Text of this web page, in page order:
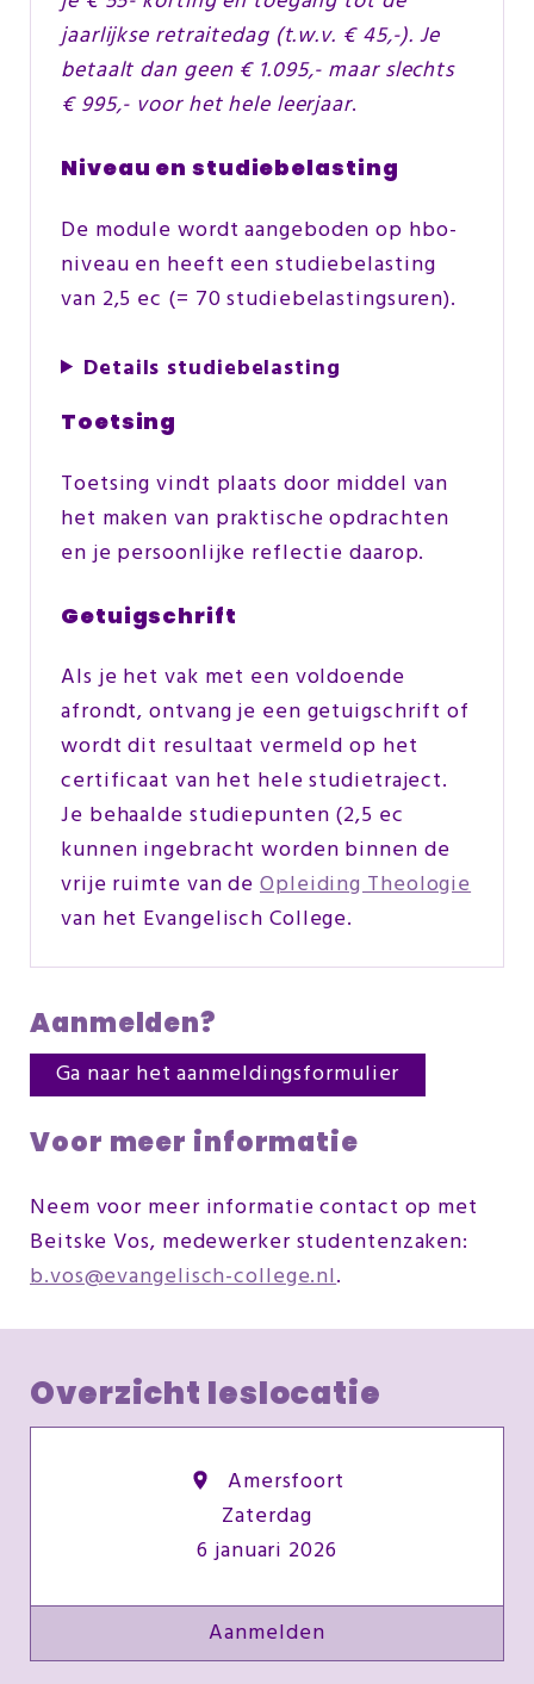
jaarlijkse retraitedag (t.w.v. € 45,-). Je
betaalt dan geen € 1.095,- maar slechts
€ 995,- voor het hele leerjaar.
Niveau en studiebelasting
De module wordt aangeboden op hbo-
niveau en heeft een studiebelasting
van 2,5 ec (= 70 studiebelastingsuren).
Details studiebelasting
Toetsing
Toetsing vindt plaats door middel van
het maken van praktische opdrachten
en je persoonlijke reflectie daarop.
Getuigschrift
Als je het vak met een voldoende
afrondt, ontvang je een getuigschrift of
wordt dit resultaat vermeld op het
certificaat van het hele studietraject.
Je behaalde studiepunten (2,5 ec
kunnen ingebracht worden binnen de
vrije ruimte van de Opleiding Theologie
van het Evangelisch College.
Aanmelden?
Ga naar het aanmeldingsformulier
Voor meer informatie
Neem voor meer informatie contact op met
Beitske Vos, medewerker studentenzaken:
b.vos@evangelisch-college.nl.
Overzicht leslocatie
Amersfoort
Zaterdag
6 januari 2026
Aanmelden